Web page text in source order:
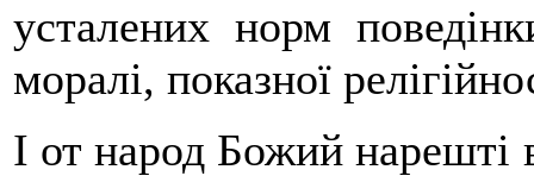
усталених норм
моралі, показної
І от народ Божий нарешті